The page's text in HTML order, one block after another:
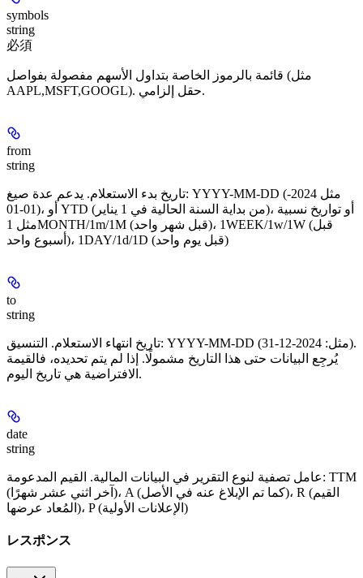
symbols
string
必須
قائمة بالرموز الخاصة بتداول الأسهم مفصولة بفواصل (مثل
AAPL,MSFT,GOOGL). حقل إلزامي.
from
string
تاريخ بدء الاستعلام. يدعم عدة صيغ: YYYY-MM-DD (مثل 2024-
01-01)، أو YTD (من بداية السنة الحالية في 1 يناير)، أو تواريخ نسبية
مثل 1MONTH/1m/1M (قبل شهر واحد)، 1WEEK/1w/1W (قبل
أسبوع واحد)، 1DAY/1d/1D (قبل يوم واحد)
to
string
تاريخ انتهاء الاستعلام. التنسيق: YYYY-MM-DD (مثل: 2024-12-31).
يُرجِع البيانات حتى هذا التاريخ مشمولًا. إذا لم يتم تحديده، فالقيمة
الافتراضية هي تاريخ اليوم.
date
string
عامل تصفية لنوع التقرير في البيانات المالية. القيم المدعومة: TTM
(آخر اثني عشر شهرًا)، A (كما تم الإبلاغ عنه في الأصل)، R (القيم
المُعاد عرضها)، P (الإعلانات الأولية)
レスポンス